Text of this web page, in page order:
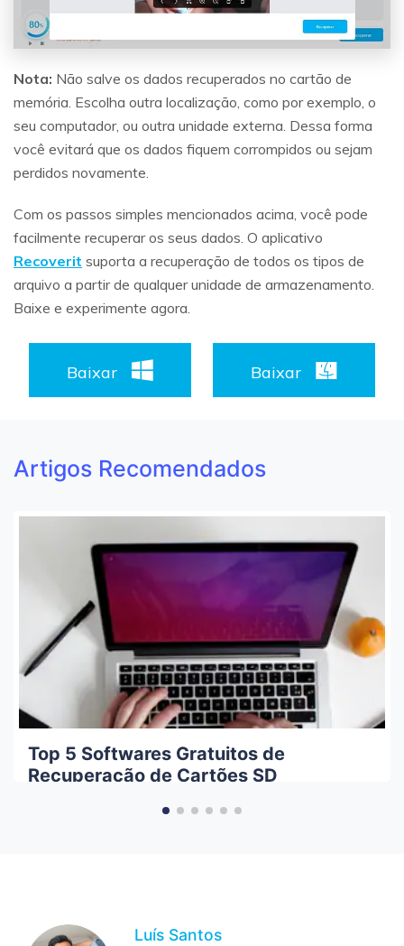
Nota: Não salve os dados recuperados no cartão de
memória. Escolha outra localização, como por exemplo, o
seu computador, ou outra unidade externa. Dessa forma
você evitará que os dados fiquem corrompidos ou sejam
perdidos novamente.
Com os passos simples mencionados acima, você pode
facilmente recuperar os seus dados. O aplicativo
Recoverit suporta a recuperação de todos os tipos de
arquivo a partir de qualquer unidade de armazenamento.
Baixe e experimente agora.
Baixar Baixar
Artigos Recomendados
Top 5 Softwares Gratuitos de
Recuperação de Cartões SD
Luís Santos